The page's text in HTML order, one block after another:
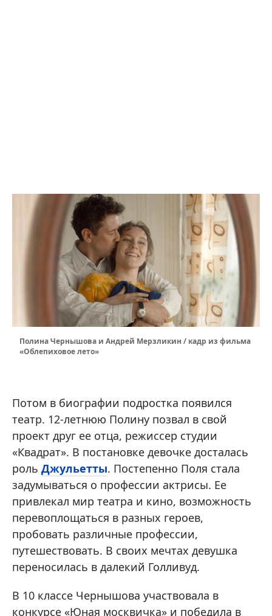
Полина Чернышова и Андрей Мерзликин / кадр из фильма
«Облепиховое лето»
Потом в биографии подростка появился
театр. 12-летнюю Полину позвал в свой
проект друг ее отца, режиссер студии
«Квадрат». В постановке девочке досталась
роль Джульетты. Постепенно Поля стала
задумываться о профессии актрисы. Ее
привлекал мир театра и кино, возможность
перевоплощаться в разных героев,
пробовать различные профессии,
путешествовать. В своих мечтах девушка
переносилась в далекий Голливуд.
В 10 классе Чернышова участвовала в
конкурсе «Юная москвичка» и победила в